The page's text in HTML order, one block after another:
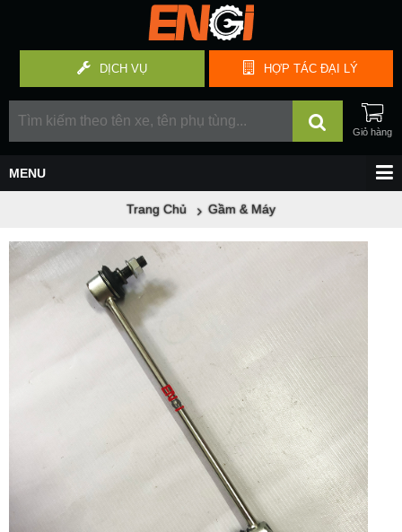
HỢP TÁC ĐẠI LÝ
DỊCH VỤ
Trang Chủ Gầm & Máy